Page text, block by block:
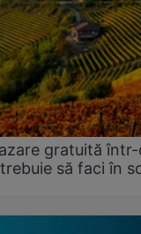
gratuită
să faci în